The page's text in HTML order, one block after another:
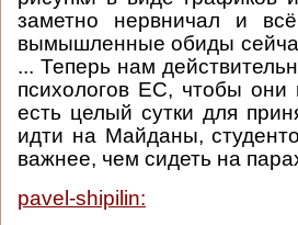
заметно нервничал и
вымышленные обиды
... Теперь нам
психологов ЕС, чтобы они
есть целый сутки для
идти на Майданы,
важнее, чем сидеть на
pavel-shipilin: